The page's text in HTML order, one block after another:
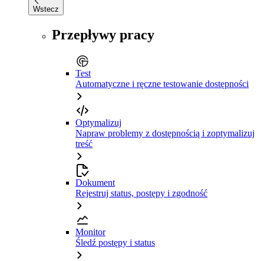
Wstecz
Przepływy pracy
Test
Automatyczne i ręczne testowanie dostępności
Optymalizuj
Napraw problemy z dostępnością i zoptymalizuj
treść
Dokument
Rejestruj status, postępy i zgodność
Monitor
Śledź postępy i status